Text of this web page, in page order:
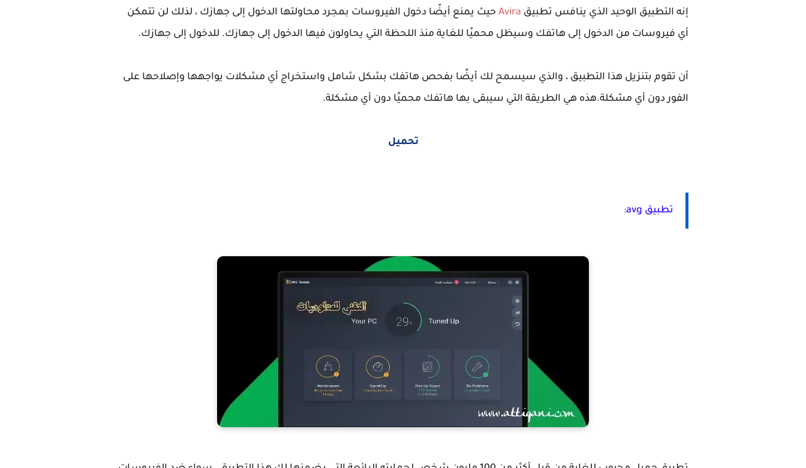
إنه التطبيق الوحيد الذي ينافس تطبيق Avira حيث يمنع أيضًا دخول الفيروسات بمجرد محاولتها الدخول إلى جهازك ، لذلك لن تتمكن
أي فيروسات من الدخول إلى هاتفك وسيظل محميًا للغاية منذ اللحظة التي يحاولون فيها الدخول إلى جهازك. للدخول إلى جهازك.
أن تقوم بتنزيل هذا التطبيق ، والذي سيسمح لك أيضًا بفحص هاتفك بشكل شامل واستخراج أي مشكلات يواجهها وإصلاحها على
الفور دون أي مشكلة.هذه هي الطريقة التي سيبقى بها هاتفك محميًا دون أي مشكلة.
تحميل
تطبيق avg: